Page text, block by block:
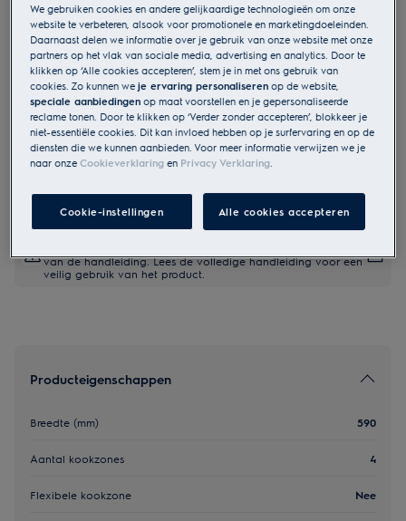
SIB60424CK
300 Induction - Inductiekookplaat,
60 cm
EU Productfiche
van de handleiding. Lees de volledige handleiding voor een
veilig gebruik van het product.
Producteigenschappen
Breedte (mm) 590
Aantal kookzones 4
Flexibele kookzone Nee
We gebruiken cookies en andere gelijkaardige technologieën om onze
website te verbeteren, alsook voor promotionele en marketingdoeleinden.
Daarnaast delen we informatie over je gebruik van onze website met onze
partners op het vlak van sociale media, advertising en analytics. Door te
klikken op ‘Alle cookies accepteren’, stem je in met ons gebruik van
cookies. Zo kunnen weje ervaring personaliserenop de website,
speciale aanbiedingen op maat voorstellen en je gepersonaliseerde
reclame tonen. Door te klikken op ‘Verder zonder accepteren’, blokkeer je
niet-essentiële cookies. Dit kan invloed hebben op je surfervaring en op de
diensten die we kunnen aanbieden. Voor meer informatie verwijzen we je
naar onzeCookieverklaring en Privacy Verklaring
Cookie-instellingen Alle cookies accepteren